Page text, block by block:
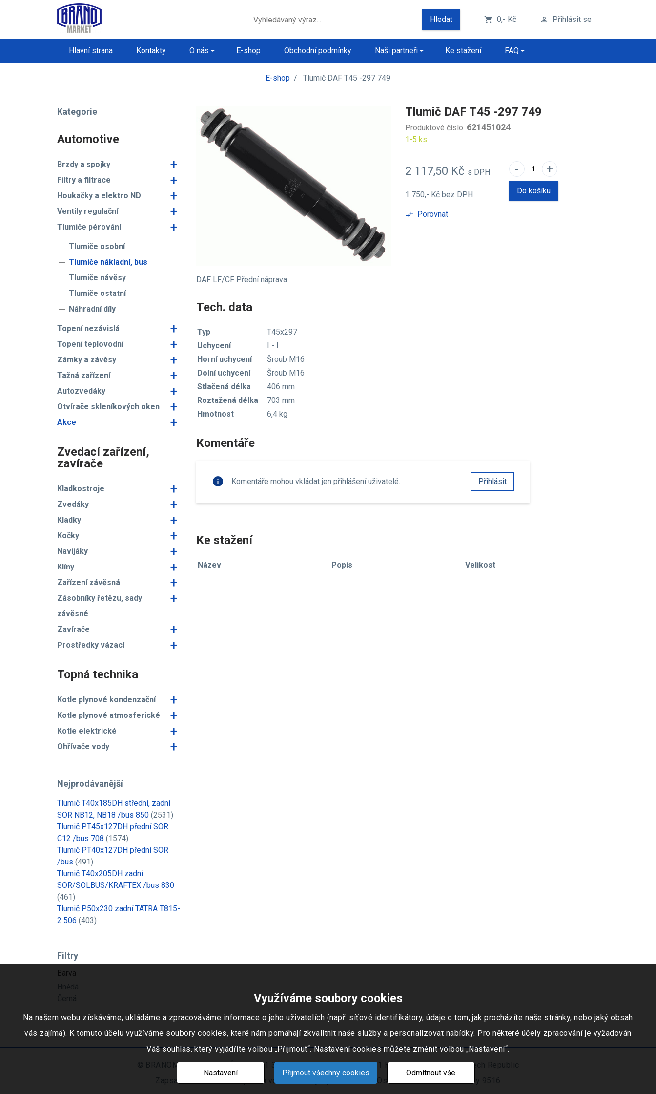
Hledat shopping_cart 0,- Kč perm_identity Přihlásit se
Hlavní strana Kontakty O nás E-shop Obchodní podmínky Naši partneři Ke stažení FAQ
E-shop / Tlumič DAF T45 -297 749
Kategorie
Automotive
Brzdy a spojky +
Filtry a filtrace +
Houkačky a elektro ND +
Ventily regulační +
Tlumiče pérování +
Tlumiče osobní
Tlumiče nákladní, bus
Tlumiče návěsy
Tlumiče ostatní
Náhradní díly
Topení nezávislá +
Topení teplovodní +
Zámky a závěsy +
Tažná zařízení +
Autozvedáky +
Otvírače skleníkových oken +
Akce +
Zvedací zařízení,
zavírače
Kladkostroje +
Zvedáky +
Kladky +
Kočky +
Navijáky +
Klíny +
Zařízení závěsná +
Zásobníky řetězu, sady
závěsné
+
Zavírače +
Prostředky vázací +
Topná technika
Kotle plynové kondenzační +
Kotle plynové atmosferické +
Kotle elektrické +
Ohřívače vody +
Nejprodávanější
Tlumič T40x185DH střední, zadní
SOR NB12, NB18 /bus 850 (2531)
Tlumič PT45x127DH přední SOR
C12 /bus 708 (1574)
Tlumič PT40x127DH přední SOR
/bus (491)
Tlumič T40x205DH zadní
SOR/SOLBUS/KRAFTEX /bus 830
(461)
Tlumič P50x230 zadní TATRA T815-
2 506 (403)
Filtry
Barva
Hnědá
Černá
Tlumič DAF T45 -297 749
Produktové číslo: 621451024
1-5 ks
2 117,50 Kč s DPH
1 750,- Kč bez DPH
- +
Do košíku
compare_arrows Porovnat
DAF LF/CF Přední náprava
Tech. data
Typ
T45x297
Uchycení
I - I
Horní uchycení
Šroub M16
Dolní uchycení
Šroub M16
Stlačená délka
406 mm
Roztažená délka
703 mm
Hmotnost
6,4 kg
Komentáře
info Komentáře mohou vkládat jen přihlášení uživatelé. Přihlásit
Ke stažení
Název Popis Velikost
© BRANOMARKET s.r.o., IČO: 253 51 311, Tovární okruh 674, 747 41 Hradec nad Moravicí, Czech Republic
Zapsaná v obchodním rejstříku vedeném Krajským soudem v Ostravě oddíl C, číslo vložky 9516
Využíváme soubory cookies
Na našem webu získáváme, ukládáme a zpracováváme informace o jeho uživatelích (např. síťové identifikátory, údaje o tom, jak procházíte naše stránky, nebo jaký obsah
vás zajímá). K tomuto účelu využíváme soubory cookies, které nám pomáhají zkvalitnit naše služby a personalizovat nabídky. Pro některé účely zpracování je vyžadován
Váš souhlas, který vyjádříte volbou „Přijmout“. Nastavení cookies můžete změnit volbou „Nastavení“.
Nastavení Přijmout všechny cookies Odmítnout vše